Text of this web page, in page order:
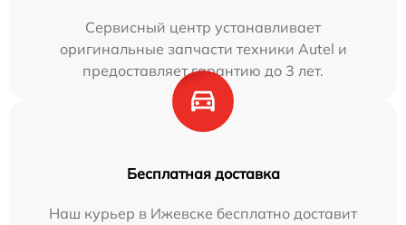
Сервисный центр устанавливает
оригинальные запчасти техники Autel и
предоставляет гарантию до 3 лет.
Бесплатная доставка
Наш курьер в Ижевске бесплатно доставит